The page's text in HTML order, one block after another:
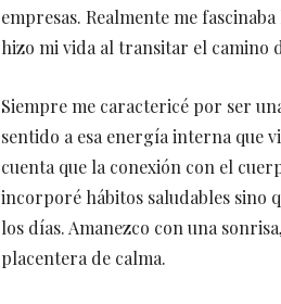
empresas. Realmente me
hizo mi vida al transitar el camino
Siempre me caractericé por ser
sentido a esa energía interna que
cuenta que la conexión con el
incorporé hábitos saludables sino
los días. Amanezco con una
placentera de calma.